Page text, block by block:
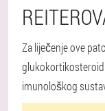
Za liječenje ove
imunološkog